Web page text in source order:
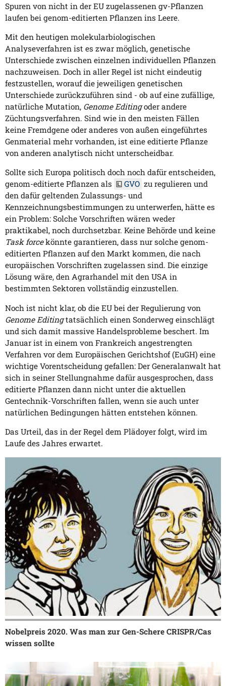
Spuren von nicht in der EU zugelassenen gv-Pflanzen
laufen bei genom-editierten Pflanzen ins Leere.
Mit den heutigen molekularbiologischen
Analyseverfahren ist es zwar möglich, genetische
Unterschiede zwischen einzelnen individuellen Pflanzen
nachzuweisen. Doch in aller Regel ist nicht eindeutig
festzustellen, worauf die jeweiligen genetischen
Unterschiede zurückzuführen sind - ob auf eine zufällige,
natürliche Mutation, Genome Editingoder andere
Züchtungsverfahren. Sind wie in den meisten Fällen
keine Fremdgene oder anderes von außen eingeführtes
Genmaterial mehr vorhanden, ist eine editierte Pflanze
von anderen analytisch nicht unterscheidbar.
Sollte sich Europa politisch doch noch dafür entscheiden,
genom-editierte Pflanzen als
GVO zu regulieren und
den dafür geltenden Zulassungs- und
Kennzeichnungsbestimmungen zu unterwerfen, hätte es
ein Problem: Solche Vorschriften wären weder
praktikabel, noch durchsetzbar. Keine Behörde und keine
Task forcekönnte garantieren, dass nur solche genom-
editierten Pflanzen auf den Markt kommen, die nach
europäischen Vorschriften zugelassen sind. Die einzige
Lösung wäre, den Agrarhandel mit den USA in
bestimmten Sektoren vollständig einzustellen.
Noch ist nicht klar, ob die EU bei der Regulierung von
Genome Editingtatsächlich einen Sonderweg einschlägt
und sich damit massive Handelsprobleme beschert. Im
Januar ist in einem von Frankreich angestrengten
Verfahren vor dem Europäischen Gerichtshof (EuGH) eine
wichtige Vorentscheidung gefallen: Der Generalanwalt hat
sich in seiner Stellungnahme dafür ausgesprochen, dass
editierte Pflanzen dann nicht unter die aktuellen
Gentechnik-Vorschriften fallen, wenn sie auch unter
natürlichen Bedingungen hätten entstehen können.
Das Urteil, das in der Regel dem Plädoyer folgt, wird im
Laufe des Jahres erwartet.
Nobelpreis 2020. Was man zur Gen-Schere CRISPR/Cas
wissen sollte